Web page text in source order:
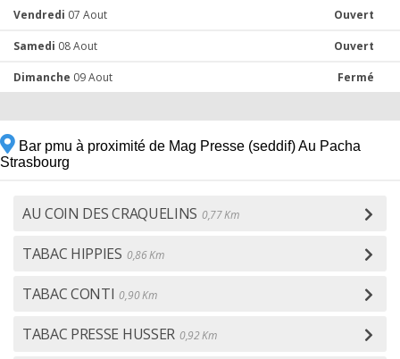
Vendredi 07 Aout Ouvert
Samedi 08 Aout Ouvert
Dimanche 09 Aout Fermé
Bar pmu à proximité de Mag Presse (seddif) Au Pacha
Strasbourg
AU COIN DES CRAQUELINS 0,77 Km
TABAC HIPPIES 0,86 Km
TABAC CONTI 0,90 Km
TABAC PRESSE HUSSER 0,92 Km